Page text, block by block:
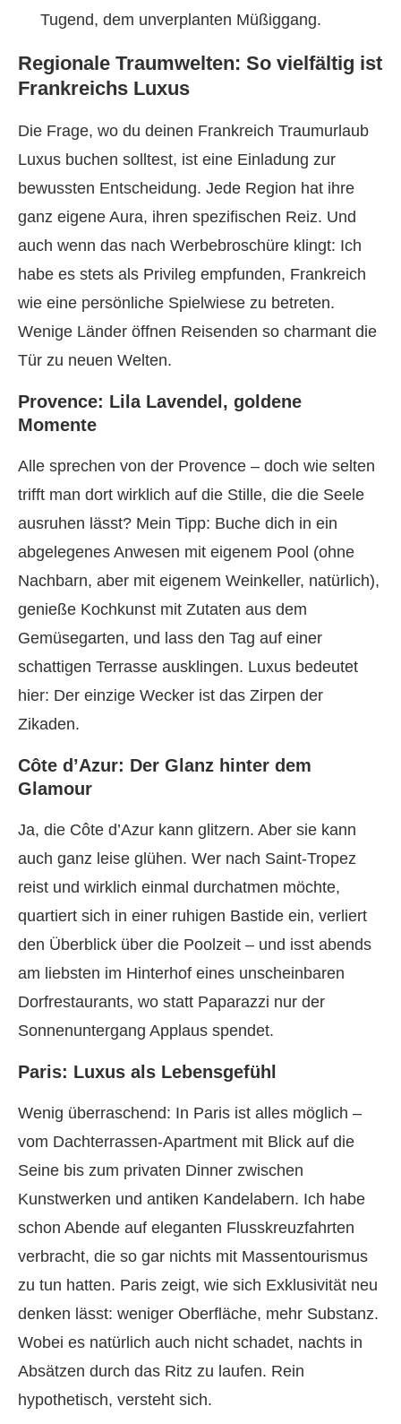
Tugend, dem unverplanten Müßiggang.
Regionale Traumwelten: So vielfältig ist
Frankreichs Luxus
Die Frage, wo du deinen Frankreich Traumurlaub
Luxus buchen solltest, ist eine Einladung zur
bewussten Entscheidung. Jede Region hat ihre
ganz eigene Aura, ihren spezifischen Reiz. Und
auch wenn das nach Werbebroschüre klingt: Ich
habe es stets als Privileg empfunden, Frankreich
wie eine persönliche Spielwiese zu betreten.
Wenige Länder öffnen Reisenden so charmant die
Tür zu neuen Welten.
Provence: Lila Lavendel, goldene
Momente
Alle sprechen von der Provence – doch wie selten
trifft man dort wirklich auf die Stille, die die Seele
ausruhen lässt? Mein Tipp: Buche dich in ein
abgelegenes Anwesen mit eigenem Pool (ohne
Nachbarn, aber mit eigenem Weinkeller, natürlich),
genieße Kochkunst mit Zutaten aus dem
Gemüsegarten, und lass den Tag auf einer
schattigen Terrasse ausklingen. Luxus bedeutet
hier: Der einzige Wecker ist das Zirpen der
Zikaden.
Côte d’Azur: Der Glanz hinter dem
Glamour
Ja, die Côte d’Azur kann glitzern. Aber sie kann
auch ganz leise glühen. Wer nach Saint-Tropez
reist und wirklich einmal durchatmen möchte,
quartiert sich in einer ruhigen Bastide ein, verliert
den Überblick über die Poolzeit – und isst abends
am liebsten im Hinterhof eines unscheinbaren
Dorfrestaurants, wo statt Paparazzi nur der
Sonnenuntergang Applaus spendet.
Paris: Luxus als Lebensgefühl
Wenig überraschend: In Paris ist alles möglich –
vom Dachterrassen-Apartment mit Blick auf die
Seine bis zum privaten Dinner zwischen
Kunstwerken und antiken Kandelabern. Ich habe
schon Abende auf eleganten Flusskreuzfahrten
verbracht, die so gar nichts mit Massentourismus
zu tun hatten. Paris zeigt, wie sich Exklusivität neu
denken lässt: weniger Oberfläche, mehr Substanz.
Wobei es natürlich auch nicht schadet, nachts in
Absätzen durch das Ritz zu laufen. Rein
hypothetisch, versteht sich.